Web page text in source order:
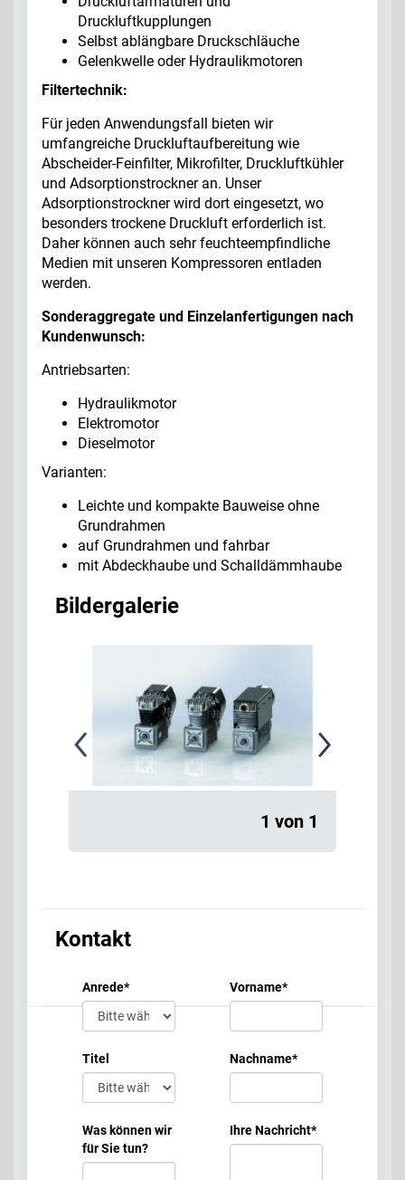
Druckluftkupplungen
Selbst ablängbare Druckschläuche
Gelenkwelle oder Hydraulikmotoren
Filtertechnik:
Für jeden Anwendungsfall bieten wir
umfangreiche Druckluftaufbereitung wie
Abscheider-Feinfilter, Mikrofilter, Druckluftkühler
und Adsorptionstrockner an. Unser
Adsorptionstrockner wird dort eingesetzt, wo
besonders trockene Druckluft erforderlich ist.
Daher können auch sehr feuchteempfindliche
Medien mit unseren Kompressoren entladen
werden.
Sonderaggregate und Einzelanfertigungen nach
Kundenwunsch:
Antriebsarten:
Hydraulikmotor
Elektromotor
Dieselmotor
Varianten:
Leichte und kompakte Bauweise ohne
Grundrahmen
auf Grundrahmen und fahrbar
mit Abdeckhaube und Schalldämmhaube
Bildergalerie
1 von 1
Kontakt
Anrede*
Titel
Was können wir
für Sie tun?
Vorname*
Nachname*
Ihre Nachricht*